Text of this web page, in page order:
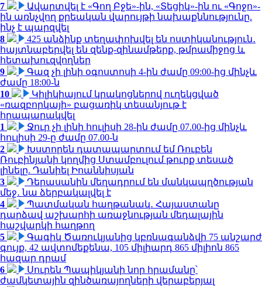
7
Ավարտվել է «Գող Բջե»-ին, «Տեցիկ»-ին ու «Գոջո»-
ին առնչվող քրեական վարույթի նախաքննությունը.
ինչ է պարզվել
8
425 անձինք տեղափոխվել են ոստիկանություն․
հայտնաբերվել են զենք-զինամթերք, թմրամիջոց և
հետախուզվողներ
9
Գազ չի լինի օգոստոսի 4-ին ժամը 09:00-ից մինչև
ժամը 18:00-ն
10
Կիլիկիայում կրակոցներով ուղեկցված
«ռազբորկայի» բացառիկ տեսանյութ է
հրապարակվել
1
Ջուր չի լինի հուլիսի 28-ին ժամը 07.00-ից մինչև
հուլիսի 29-ը ժամը 07.00-ն
2
Խստորեն դատապարտում եմ Ռուբեն
Ռուբինյանի կողմից Ստամբուլում թուրք տեսած
լինելը. Դանիել Իոաննիսյան
3
Դերասանին մեղադրում են մանկապղծության
մեջ․ նա ձերբակալվել է
4
Պատմական հաղթանակ․ Հայաստանը
դարձավ աշխարհի առաջնության մեդալային
հաշվարկի հաղթող
5
Գագիկ Ծառուկյանից կբռնագանձվի 75 անշարժ
գույք, 42 ավտոմեքենա, 105 միլիարդ 865 միլիոն 865
հազար դրամ
6
Սուրեն Պապիկյանի նոր հրամանը՝
ժամկետային զինծառայողների վերաբերյալ